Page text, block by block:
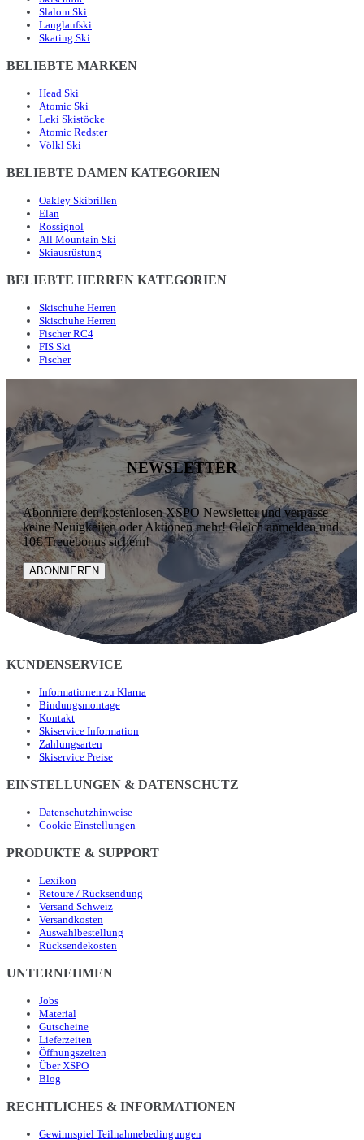
Slalom Ski
Langlaufski
Skating Ski
BELIEBTE MARKEN
Head Ski
Atomic Ski
Leki Skistöcke
Atomic Redster
Völkl Ski
BELIEBTE DAMEN KATEGORIEN
Oakley Skibrillen
Elan
Rossignol
All Mountain Ski
Skiausrüstung
BELIEBTE HERREN KATEGORIEN
Skischuhe Herren
Skischuhe Herren
Fischer RC4
FIS Ski
Fischer
NEWSLETTER
Abonniere den kostenlosen XSPO Newsletter und verpasse
keine Neuigkeiten oder Aktionen mehr! Gleich anmelden und
10€ Treuebonus sichern!
ABONNIEREN
KUNDENSERVICE
Informationen zu Klarna
Bindungsmontage
Kontakt
Skiservice Information
Zahlungsarten
Skiservice Preise
EINSTELLUNGEN & DATENSCHUTZ
Datenschutzhinweise
Cookie Einstellungen
PRODUKTE & SUPPORT
Lexikon
Retoure / Rücksendung
Versand Schweiz
Versandkosten
Auswahlbestellung
Rücksendekosten
UNTERNEHMEN
Jobs
Material
Gutscheine
Lieferzeiten
Öffnungszeiten
Über XSPO
Blog
RECHTLICHES & INFORMATIONEN
Gewinnspiel Teilnahmebedingungen